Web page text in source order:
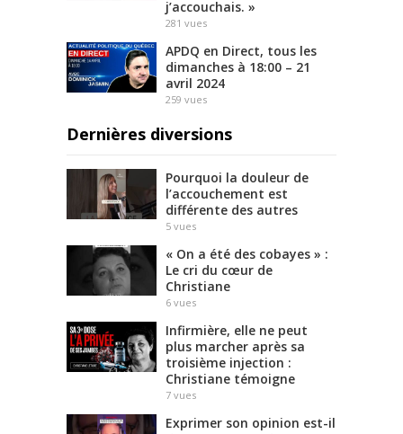
j’accouchais. »
281 vues
APDQ en Direct, tous les
dimanches à 18:00 – 21
avril 2024
259 vues
Dernières diversions
Pourquoi la douleur de
l’accouchement est
différente des autres
5 vues
« On a été des cobayes » :
Le cri du cœur de
Christiane
6 vues
Infirmière, elle ne peut
plus marcher après sa
troisième injection :
Christiane témoigne
7 vues
Exprimer son opinion est-il